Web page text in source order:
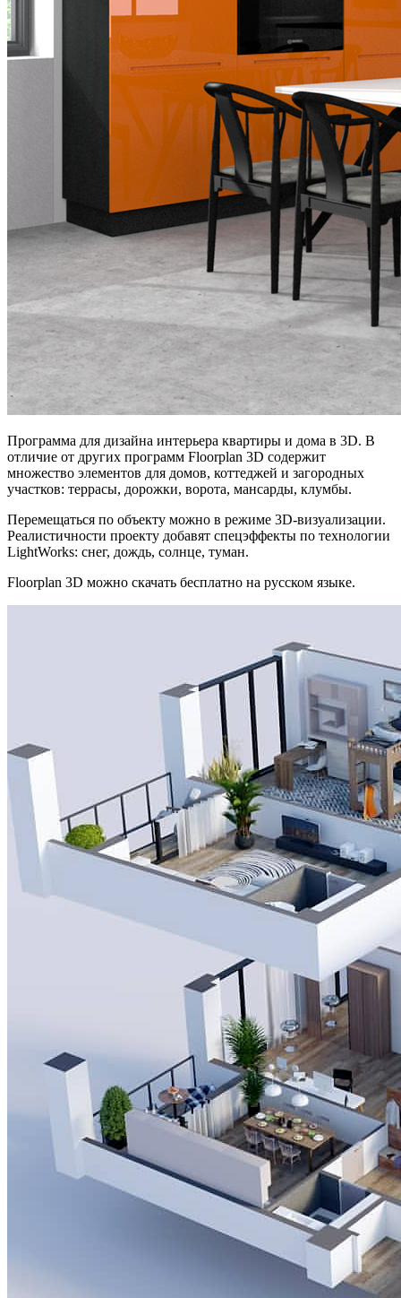
Программа для дизайна интерьера квартиры и дома в 3D. В
отличие от других программ Floorplan 3D содержит
множество элементов для домов, коттеджей и загородных
участков: террасы, дорожки, ворота, мансарды, клумбы.
Перемещаться по объекту можно в режиме 3D-визуализации.
Реалистичности проекту добавят спецэффекты по технологии
LightWorks: снег, дождь, солнце, туман.
Floorplan 3D можно скачать бесплатно на русском языке.